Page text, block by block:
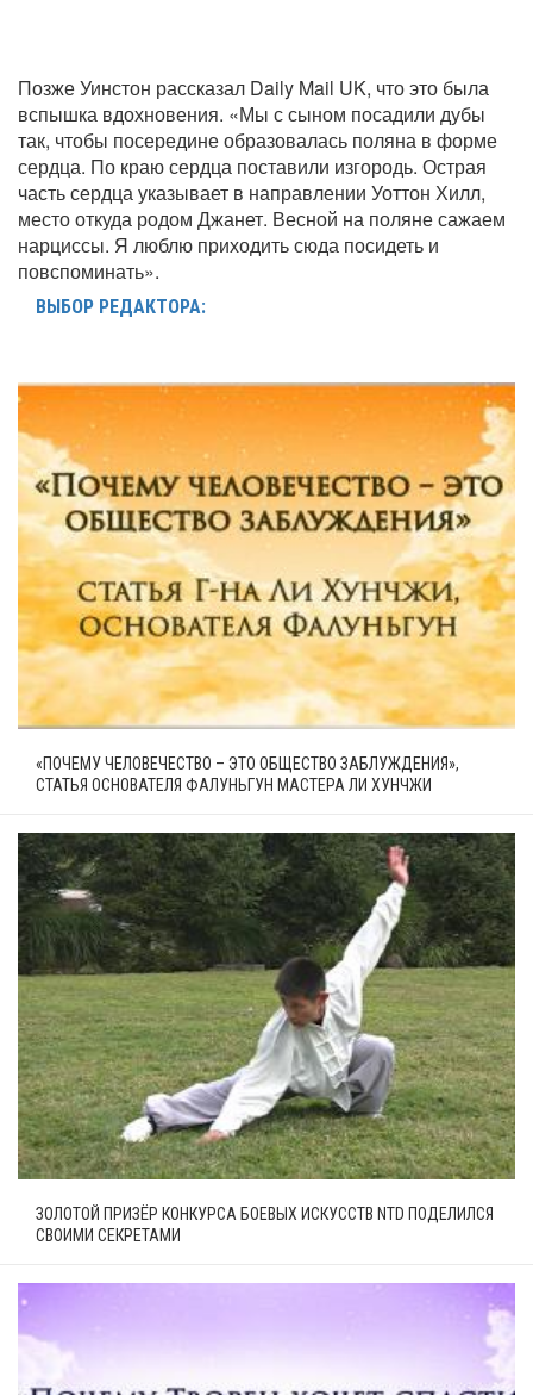
Позже Уинстон рассказал Daily Mail UK, что это была
вспышка вдохновения. «Мы с сыном посадили дубы
так, чтобы посередине образовалась поляна в форме
сердца. По краю сердца поставили изгородь. Острая
часть сердца указывает в направлении Уоттон Хилл,
место откуда родом Джанет. Весной на поляне сажаем
нарциссы. Я люблю приходить сюда посидеть и
повспоминать».
ВЫБОР РЕДАКТОРА:
«ПОЧЕМУ ЧЕЛОВЕЧЕСТВО – ЭТО ОБЩЕСТВО ЗАБЛУЖДЕНИЯ»,
СТАТЬЯ ОСНОВАТЕЛЯ ФАЛУНЬГУН МАСТЕРА ЛИ ХУНЧЖИ
ЗОЛОТОЙ ПРИЗЁР КОНКУРСА БОЕВЫХ ИСКУССТВ NTD ПОДЕЛИЛСЯ
СВОИМИ СЕКРЕТАМИ